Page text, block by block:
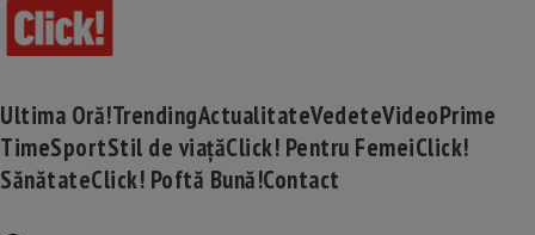
Ultima Oră!TrendingActualitateVedeteVideoPrime
TimeSportStil de viațăClick! Pentru FemeiClick!
SănătateClick! Poftă Bună!Contact